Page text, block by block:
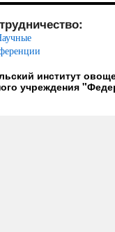
институт
учреждения